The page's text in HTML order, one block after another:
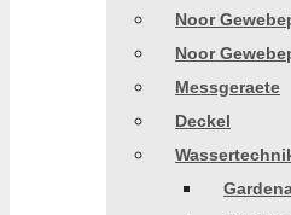
Noor
Noor
Messgeraete
Deckel